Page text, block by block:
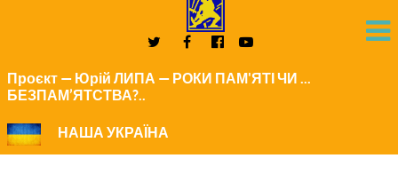
Проєкт — Юрій ЛИПА — РОКИ ПАМ'ЯТІ ЧИ ...
БЕЗПАМ’ЯТСТВА?..
НАША УКРАЇНА